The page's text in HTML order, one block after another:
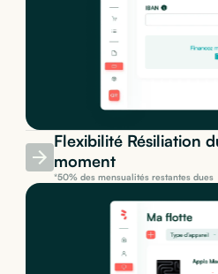
Flexibilité Résiliation
moment
*50% des mensualités restantes dues